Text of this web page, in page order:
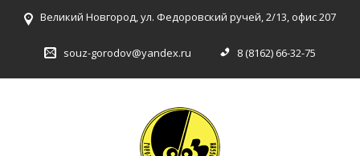
Великий Новгород, ул. Федоровский ручей, 2/13, офис 207
souz-gorodov@yandex.ru 8 (8162) 66-32-75